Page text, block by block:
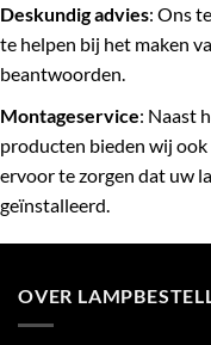
Deskundig advies: Ons
te helpen bij het maken
beantwoorden.
Montageservice: Naast
producten bieden wij
ervoor te zorgen dat uw
geïnstalleerd.
OVER